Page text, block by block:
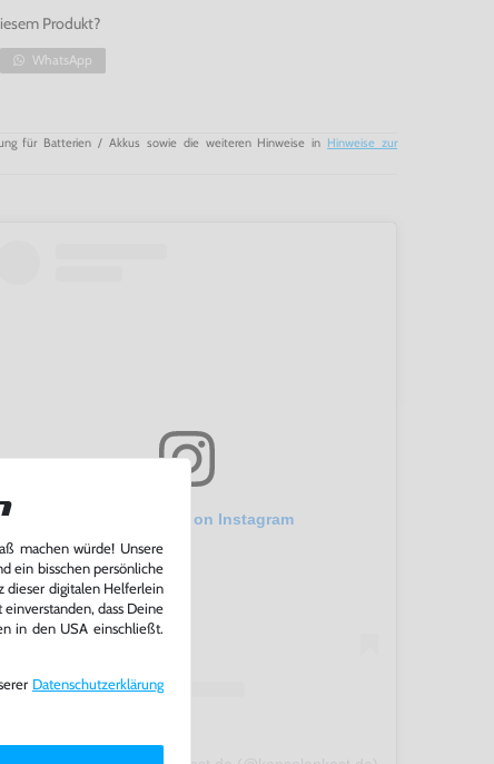
Produkt?
WhatsApp
für Batterien / Akkus sowie die weiteren Hinweise in Hinweise zur
View this post on Instagram
machen würde! Unsere
ein bisschen persönliche
dieser digitalen Helferlein
dass Deine
in den USA einschließt.
Daten­schutz­erklärung